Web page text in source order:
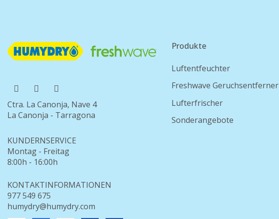
Ctra. La Canonja, Nave 4
La Canonja - Tarragona
KUNDERNSERVICE
Montag - Freitag
8:00h - 16:00h
KONTAKTINFORMATIONEN
977 549 675
humydry@humydry.com
Produkte
Luftentfeuchter
Freshwave Geruchsentferner
Lufterfrischer
Sonderangebote